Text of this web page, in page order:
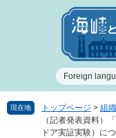
で
ば
Foreign
現在地 トップページ > 組
（記者発表資料）
ドア実証実験）に